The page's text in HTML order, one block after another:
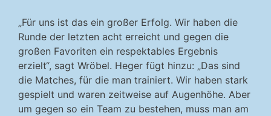
„Für uns ist das ein großer Erfolg. Wir haben die
Runde der letzten acht erreicht und gegen die
großen Favoriten ein respektables Ergebnis
erzielt“, sagt Wröbel. Heger fügt hinzu: „Das sind
die Matches, für die man trainiert. Wir haben stark
gespielt und waren zeitweise auf Augenhöhe. Aber
um gegen so ein Team zu bestehen, muss man am